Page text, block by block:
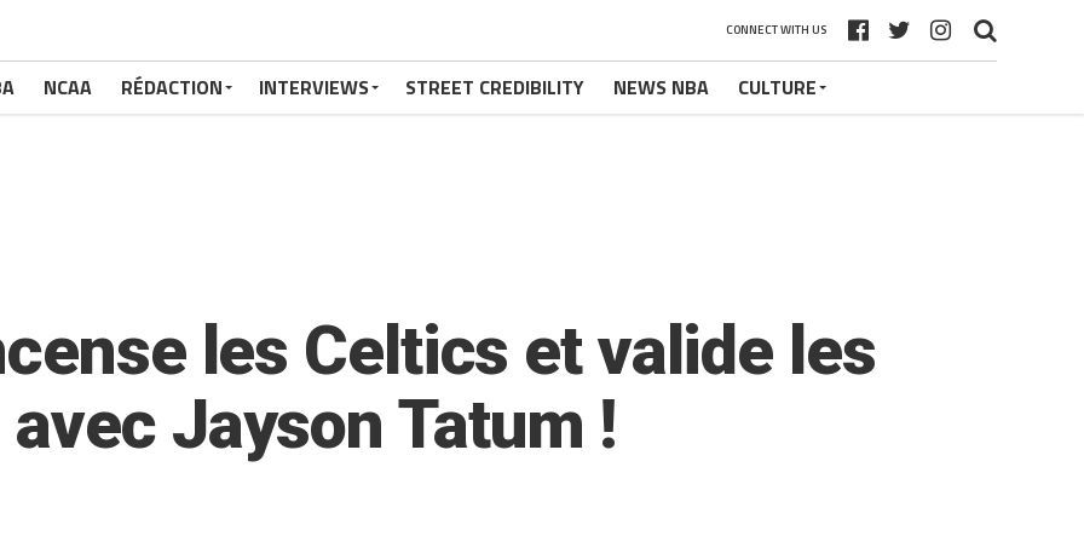
CONNECT WITH US
NCAA RÉDACTION INTERVIEWS STREET CREDIBILITY NEWS NBA CULTURE
les Celtics et valide les
Jayson Tatum !